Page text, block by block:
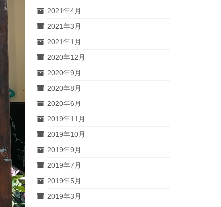
2021年4月
2021年3月
2021年1月
2020年12月
2020年9月
2020年8月
2020年6月
2019年11月
2019年10月
2019年9月
2019年7月
2019年5月
2019年3月